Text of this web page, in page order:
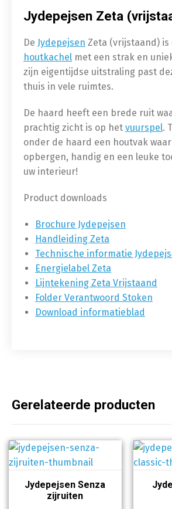
Jydepejsen Zeta
De Jydepejsen Zeta (vrijstaand) is
houtkachel met een strak en
zijn eigentijdse uitstraling past
thuis in vele ruimtes.
De haard heeft een brede ruit
prachtig zicht is op het vuurspel.
onder de haard een houtvak waar
opbergen, handig en een leuke
uw interieur!
Product downloads
Brochure Jydepejsen
Handleiding Zeta
Technische informatie
Energielabel Zeta
Lijntekening Zeta Vrijstaand
Folder Verantwoord Stoken
Download informatieblad
Gerelateerde producten
Jydepejsen Senza
zijruiten